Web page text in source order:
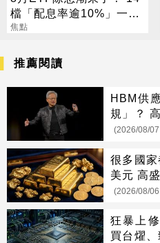
檔「配息率逾10%」一次
看
焦點
推薦閱讀
HBM供
規」？
開始
(2026/08/
很多國
美元 高
(2026/08/
狂暴上
買台燿、臻